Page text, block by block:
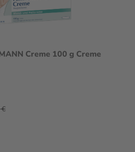
Creme 100 g Creme
€